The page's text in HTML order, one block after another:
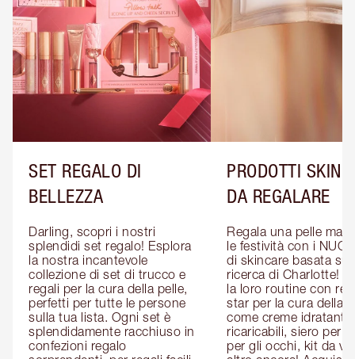
SET REGALO DI
BELLEZZA
Darling, scopri i nostri
splendidi set regalo! Esplora
la nostra incantevole
collezione di set di trucco e
regali per la cura della pelle,
perfetti per tutte le persone
sulla tua lista. Ogni set è
splendidamente racchiuso in
confezioni regalo
PRODOTTI
DA REGALARE
Regala una pelle
le festività con i
di skincare basata
ricerca di Charlotte!
la loro routine con
star per la cura della
come creme idratanti
ricaricabili, siero per il
per gli occhi, kit da